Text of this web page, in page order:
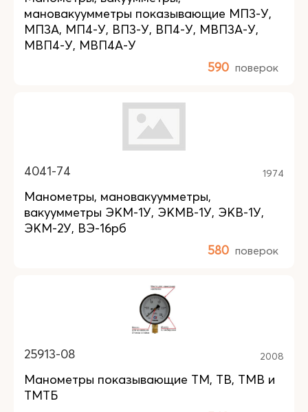
мановакуумметры показывающие МП3-У,
МП3А, МП4-У, ВП3-У, ВП4-У, МВП3А-У,
МВП4-У, МВП4А-У
590 поверок
4041-74 1974
Манометры, мановакуумметры,
вакуумметры ЭКМ-1У, ЭКМВ-1У, ЭКВ-1У,
ЭКМ-2У, ВЭ-16рб
580 поверок
25913-08 2008
Манометры показывающие ТМ, ТВ, ТМВ и
ТМТБ